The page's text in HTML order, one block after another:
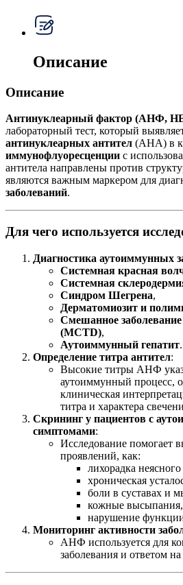
Описание
Описание
Антинуклеарный фактор (АНФ,
лабораторный тест, который
антинуклеарных антител (АНА) в
иммунофлуоресценции с
антитела направлены против
являются важным маркером для
заболеваний.
Для чего используется
Диагностика аутоиммунных
Системная красная
Системная
Синдром Шегрена,
Дерматомиозит и
Смешанное
(MCTD),
Аутоиммунный гепатит.
Определение титра антител:
Высокие титры АНФ
аутоиммунный процесс,
клиническая
титра и характера
Скрининг у пациентов с
симптомами:
Исследование помогает
проявлений, как:
лихорадка
хроническая
боли в суставах и
кожные высыпания,
нарушение
Мониторинг активности
АНФ используется для
заболевания и ответом